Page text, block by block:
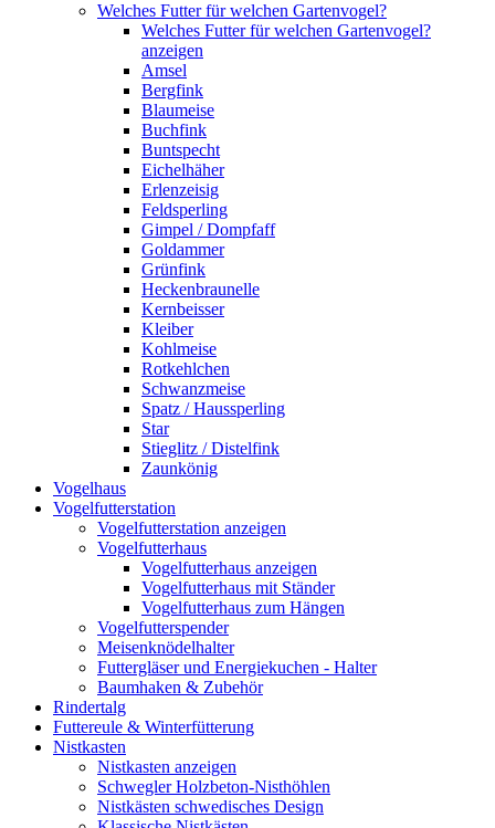
Welches Futter für welchen Gartenvogel?
Welches Futter für welchen Gartenvogel?
anzeigen
Amsel
Bergfink
Blaumeise
Buchfink
Buntspecht
Eichelhäher
Erlenzeisig
Feldsperling
Gimpel / Dompfaff
Goldammer
Grünfink
Heckenbraunelle
Kernbeisser
Kleiber
Kohlmeise
Rotkehlchen
Schwanzmeise
Spatz / Haussperling
Star
Stieglitz / Distelfink
Zaunkönig
Vogelhaus
Vogelfutterstation
Vogelfutterstation anzeigen
Vogelfutterhaus
Vogelfutterhaus anzeigen
Vogelfutterhaus mit Ständer
Vogelfutterhaus zum Hängen
Vogelfutterspender
Meisenknödelhalter
Futtergläser und Energiekuchen - Halter
Baumhaken & Zubehör
Rindertalg
Futtereule & Winterfütterung
Nistkasten
Nistkasten anzeigen
Schwegler Holzbeton-Nisthöhlen
Nistkästen schwedisches Design